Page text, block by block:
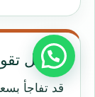
تجاهل
قد تفاجأ